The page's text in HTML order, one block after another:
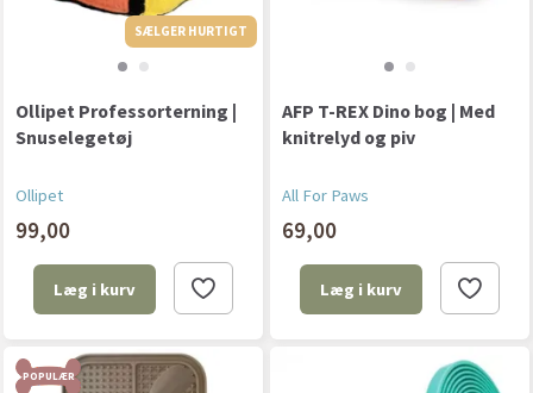
SÆLGER HURTIGT
Ollipet Professorterning |
Snuselegetøj
Ollipet
99,00
Læg i kurv
AFP T-REX Dino bog | Med
knitrelyd og piv
All For Paws
69,00
Læg i kurv
POPULÆR